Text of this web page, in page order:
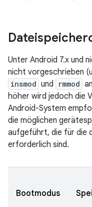
Unter Android 7.x und
nicht vorgeschrieben
insmod und rmmod
höher wird jedoch die
Android-System
die möglichen
aufgeführt, die für die
erforderlich sind.
Bootmodus